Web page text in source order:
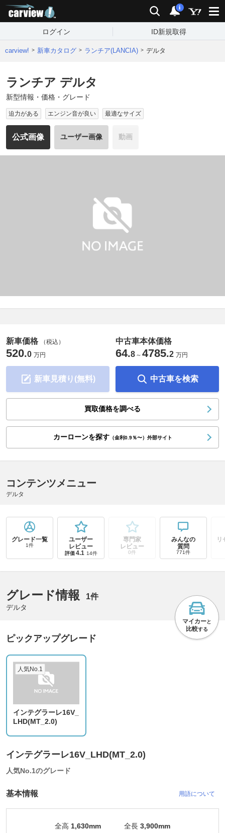
検索 通知
i
ログイン ID新規取得
carview! 新車カタログ ランチア(LANCIA) デルタ
ランチア デルタ
新型情報・価格・グレード
迫力がある エンジン音が良い 最適なサイズ
公式画像 ユーザー画像 動画
新車価格 （税込）
520.0 万円
新車見積り(無料)
中古車本体価格
64.8 ～ 4785.2 万円
中古車を検索
買取価格を調べる
カーローンを探す（金利0.9％〜）外部サイト
コンテンツメニュー
デルタ
グレード一覧
1件
ユーザー
レビュー
評価 4.1 14件
専門家
レビュー
0件
みんなの
質問
771件
リ
グレード情報 1件
デルタ
マイカーと
比較する
ピックアップグレード
人気No.1
インテグラーレ16V_
LHD(MT_2.0)
インテグラーレ16V_LHD(MT_2.0)
人気No.1のグレード
基本情報 用語について
全高 1,630mm 全長 3,900mm